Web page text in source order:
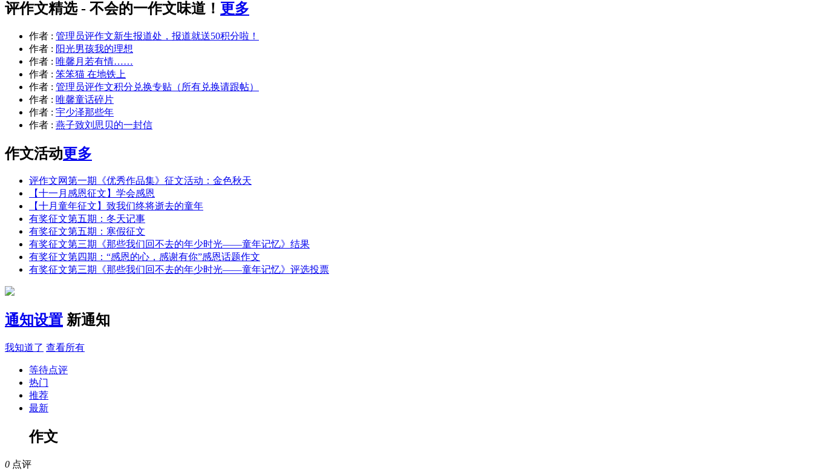
评作文精选 - 不会的一作文味道！ 更多
作者 : 管理员评作文新生报道处，报道就送50积分啦！
作者 : 阳光男孩我的理想
作者 : 唯馨 月若有情……
作者 : 笨笨猫 在地铁上
作者 : 管理员评作文积分兑换专贴（所有兑换请跟帖）
作者 : 唯馨童话碎片
作者 : 宇少泽那些年
作者 : 燕子致刘思贝的一封信
作文活动更多
评作文网第一期《优秀作品集》征文活动：金色秋天
【十一月感恩征文】学会感恩
【十月童年征文】致我们终将逝去的童年
有奖征文第五期：冬天记事
有奖征文第五期：寒假征文
有奖征文第三期《那些我们回不去的年少时光——童年记忆》结果
有奖征文第四期：“感恩的心，感谢有你”感恩话题作文
有奖征文第三期《那些我们回不去的年少时光——童年记忆》评选投票
通知设置 新通知
我知道了 查看所有
等待点评
热门
推荐
最新
作文
0 点评